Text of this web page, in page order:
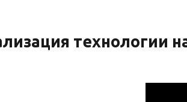
технологии